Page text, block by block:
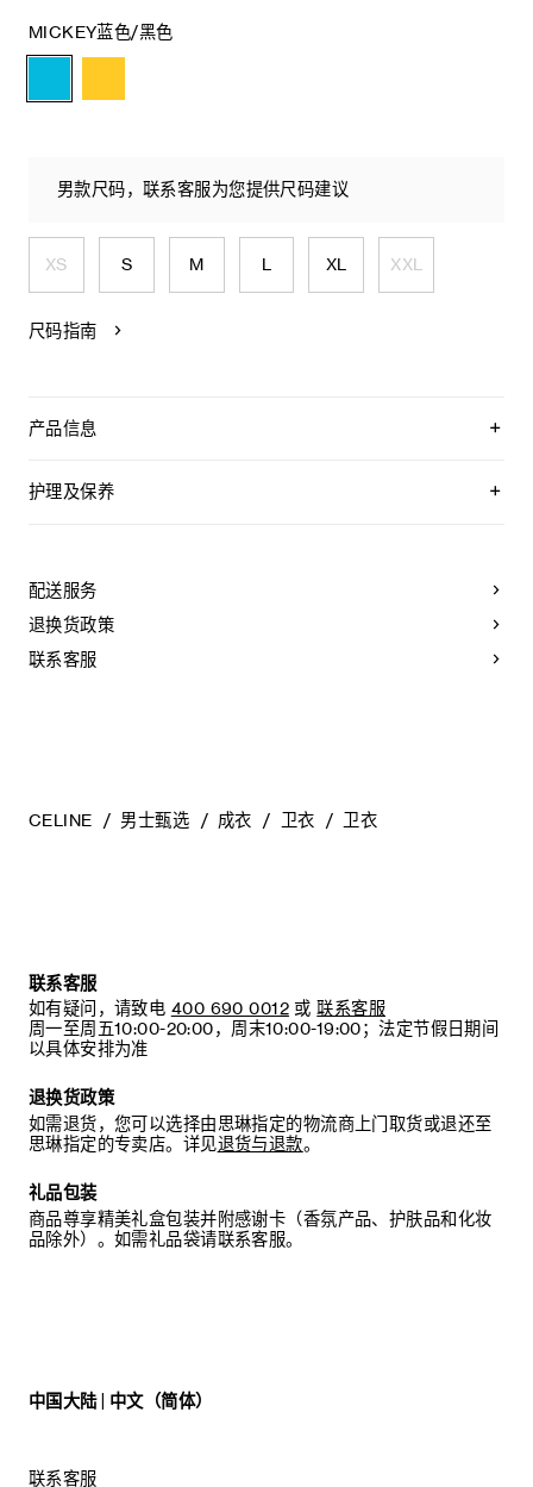
MICKEY蓝色/黑色
男款尺码，联系客服为您提供尺码建议
XS S M L XL XXL
尺码指南
产品信息
CELINE VENT FOU印花
葡萄牙制造
编号：RY0TZ1233.GKJ7
护理及保养
悬挂晾干，无需脱水。
最高熨烫温度：110°C / 230°F
不可使用蒸汽。
不可干洗。
配送服务
退换货政策
联系客服
CELINE 男士甄选 成衣 卫衣 卫衣
联系客服
如有疑问，请致电 400 690 0012 或 联系客服
周一至周五10:00-20:00，周末10:00-19:00；法定节假日期间
以具体安排为准
退换货政策
如需退货，您可以选择由思琳指定的物流商上门取货或退还至
思琳指定的专卖店。详见退货与退款。
礼品包装
商品尊享精美礼盒包装并附感谢卡（香氛产品、护肤品和化妆
品除外）。如需礼品袋请联系客服。
中国大陆 | 中文（简体）
联系客服